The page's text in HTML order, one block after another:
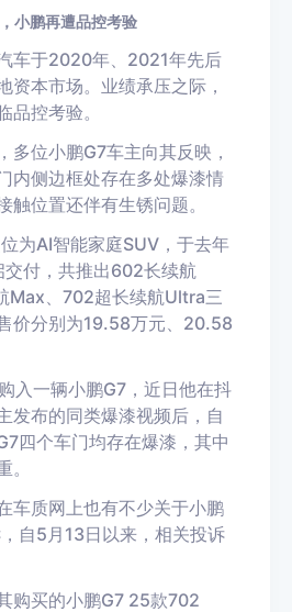
小鹏再遭品控考验
车于2020年、2021年先后
资本市场。业绩承压之际，
品控考验。
多位小鹏G7车主向其反映，
内侧边框处存在多处爆漆情
触位置还伴有生锈问题。
为AI智能家庭SUV，于去年
付，共推出602长续航
Max、702超长续航Ultra三
价分别为19.58万元、20.58
入一辆小鹏G7，近日他在抖
发布的同类爆漆视频后，自
四个车门均存在爆漆，其中
车质网上也有不少关于小鹏
自5月13日以来，相关投诉
购买的小鹏G7 25款702